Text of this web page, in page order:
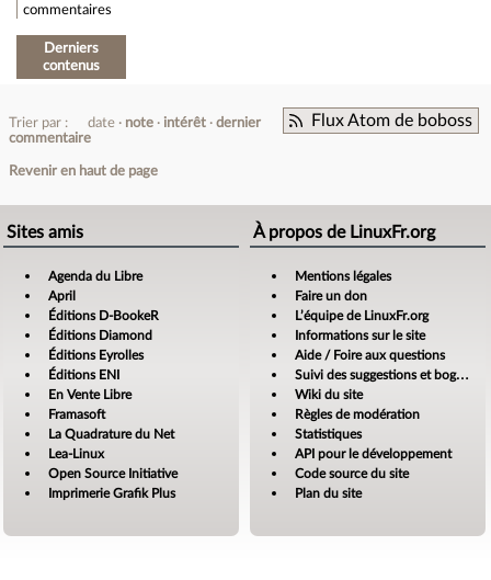
commentaires
Derniers
contenus
Flux Atom de boboss
Trier par : date note intérêt
dernier
commentaire
Revenir en haut de page
Sites amis
Agenda du Libre
April
Éditions D-BookeR
Éditions Diamond
Éditions Eyrolles
Éditions ENI
En Vente Libre
Framasoft
La Quadrature du Net
Lea-Linux
Open Source Initiative
Imprimerie Grafik Plus
À propos de LinuxFr.org
Mentions légales
Faire un don
L’équipe de LinuxFr.org
Informations sur le site
Aide / Foire aux questions
Suivi des suggestions et bogues
Wiki du site
Règles de modération
Statistiques
API pour le développement
Code source du site
Plan du site